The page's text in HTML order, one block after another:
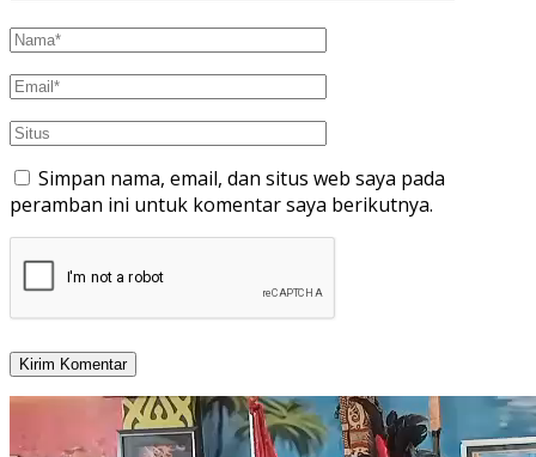
Simpan nama, email, dan situs web saya pada
peramban ini untuk komentar saya berikutnya.